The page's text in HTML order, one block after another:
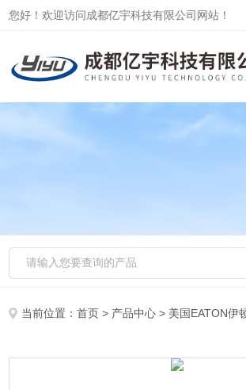
您好！欢迎访问成都亿宇科技有限公司网站！
当前位置：首页 > 产品中心 > 美国EATON伊